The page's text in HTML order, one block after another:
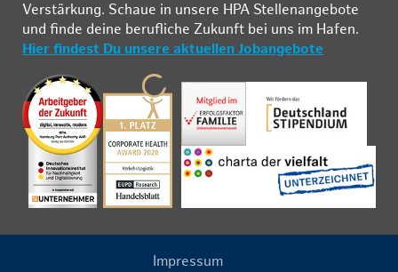
Ver­stär­kung. Schau­e in un­se­re HPA Stel­len­an­ge­bo­te
und fin­de deine be­ruf­li­che Zu­kunft bei uns im Ha­fen.
Hier findest Du unsere aktuellen Jobangebote
Impressum